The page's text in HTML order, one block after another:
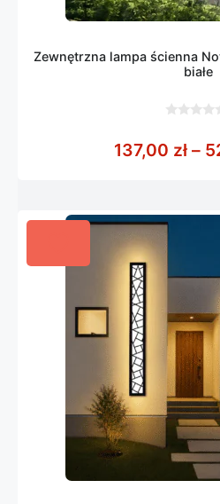
Zewnętrzna lampa ścienna
białe
5
137,00 zł –